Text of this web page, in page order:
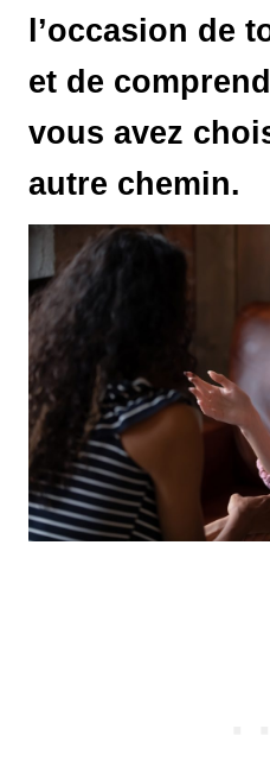
l’occasion de
et de
vous avez
autre chemin.